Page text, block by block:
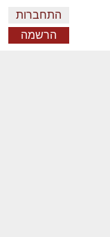
התחברות
הרשמה